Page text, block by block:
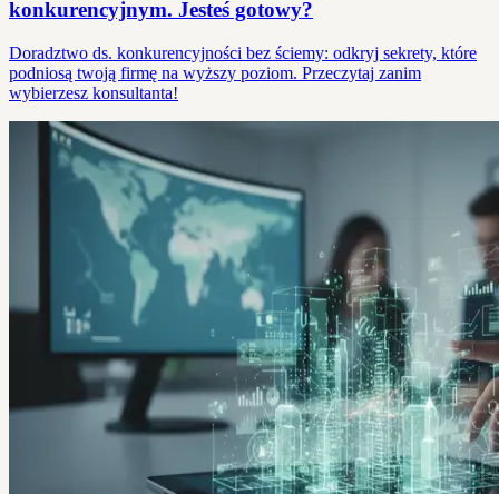
konkurencyjnym. Jesteś gotowy?
Doradztwo ds. konkurencyjności bez ściemy: odkryj sekrety, które
podniosą twoją firmę na wyższy poziom. Przeczytaj zanim
wybierzesz konsultanta!